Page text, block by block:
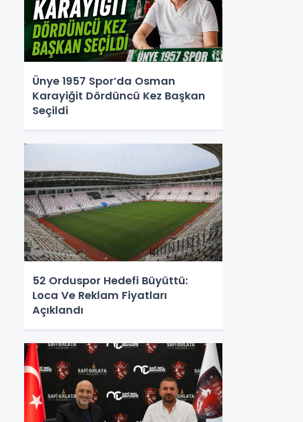
Ünye 1957 Spor’da Osman
Karayiğit Dördüncü Kez Başkan
Seçildi
52 Orduspor Hedefi Büyüttü:
Loca Ve Reklam Fiyatları
Açıklandı